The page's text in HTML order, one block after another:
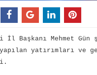
İl Başkanı Mehmet
yatırımları ve